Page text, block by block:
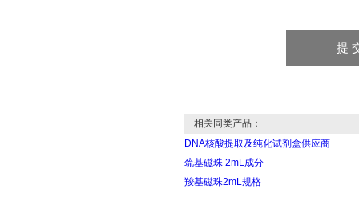
相关同类产品：
DNA核酸提取及纯化试剂盒供应商
巯基磁珠 2mL成分
羧基磁珠2mL规格